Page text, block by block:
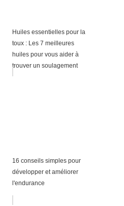
Huiles essentielles pour la
toux : Les 7 meilleures
huiles pour vous aider à
trouver un soulagement
16 conseils simples pour
développer et améliorer
l'endurance